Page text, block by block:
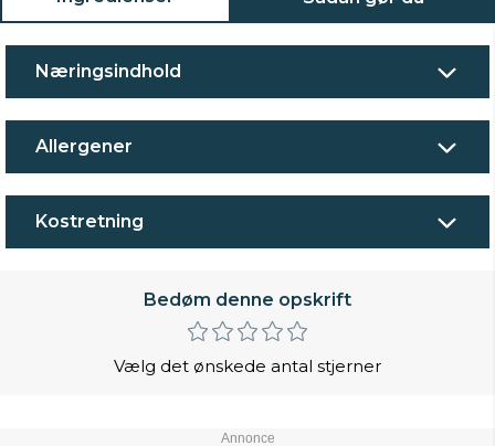
Næringsindhold
Allergener
Kostretning
Bedøm denne opskrift
Vælg det ønskede antal stjerner